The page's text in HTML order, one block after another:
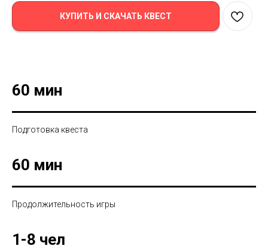
КУПИТЬ И СКАЧАТЬ КВЕСТ
60 мин
Подготовка квеста
60 мин
Продолжительность игры
1-8 чел